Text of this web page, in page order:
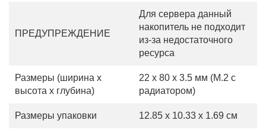
ПРЕДУПРЕЖДЕНИЕ
Для сервера данный
накопитель не подходит
из-за недостаточного
ресурса
Размеры (ширина х
высота х глубина)
22 x 80 x 3.5 мм (M.2 с
радиатором)
Размеры упаковки 12.85 x 10.33 x 1.69 см